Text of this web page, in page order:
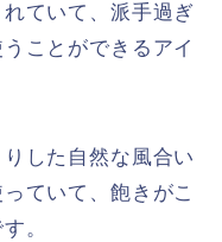
ていて、派手過ぎ
ことができるアイ
した自然な風合い
ていて、飽きがこ
。